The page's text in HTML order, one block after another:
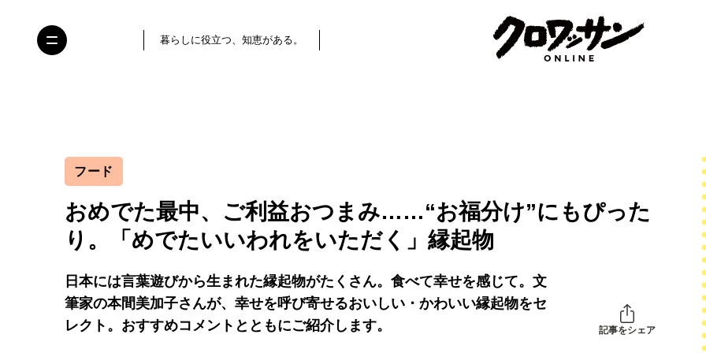
暮らしに役立つ、知恵がある。
フード
おめでた最中、ご利益おつまみ……“お福分け”にもぴった
り。「めでたいいわれをいただく」縁起物
日本には言葉遊びから生まれた縁起物がたくさん。食べて幸せを感じて。文
筆家の本間美加子さんが、幸せを呼び寄せるおいしい・かわいい縁起物をセ
レクト。おすすめコメントとともにご紹介します。
記事をシェア